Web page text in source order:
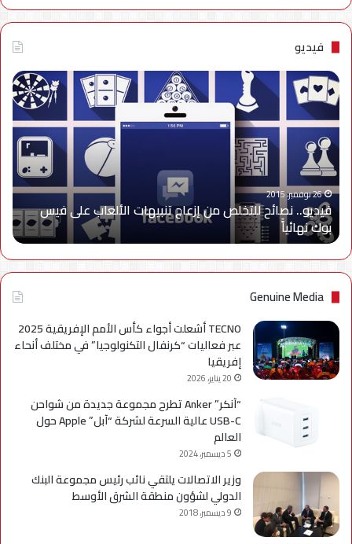
فيديو
فيديو..
نصائح
للتخلص
من
إزعاج
تنبيهات
الألعاب
على
فيس
بوك
نهائياًَ
26 نوفمبر، 2015
فيديو.. نصائح للتخلص من إزعاج تنبيهات الألعاب على فيس
بوك نهائياًَ
Genuine Media
TECNO أشعلت أجواء كأس الأمم الإفريقية 2025
عبر فعاليات “كرنفال التكنولوجيا” في مختلف أنحاء
إفريقيا
20 يناير، 2026
“آنكر” Anker تطرح مجموعة جديدة من شواحن
USB-C عالية السرعة لشركة “آبل” Apple حول
العالم
5 ديسمبر، 2024
وزير الاتصالات يلتقي نائب رئيس مجموعة البنك
الدولي لشؤون منطقة الشرق الأوسط
9 ديسمبر، 2018